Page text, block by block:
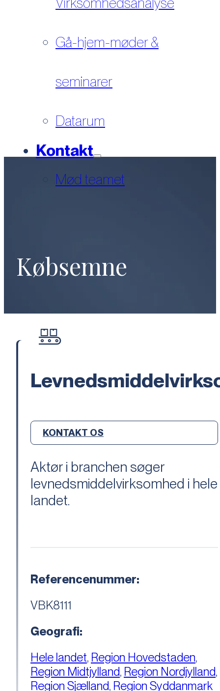
Gå-hjem-møder &
seminarer
Datarum
Kontakt
Mød teamet
Købsemne
KONTAKT OS
Aktør i branchen søger
levnedsmiddelvirksomhed i hele
landet.
Referencenummer:
VBK8111
Geografi:
Hele landet, Region Hovedstaden,
Region Midtjylland, Region Nordjylland,
Region Sjælland, Region Syddanmark